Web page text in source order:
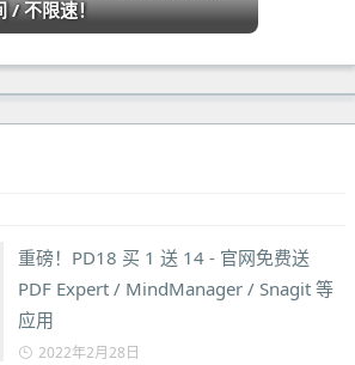
/ 不限速！
重磅！PD18 买 1 送 14 - 官网免费送
PDF Expert / MindManager / Snagit 等
应用
2022年2月28日